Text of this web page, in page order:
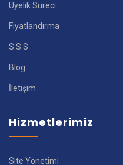
Üyelik Süreci
Fiyatlandırma
S.S.S
Blog
İletişim
Hizmetlerimiz
Site Yönetimi